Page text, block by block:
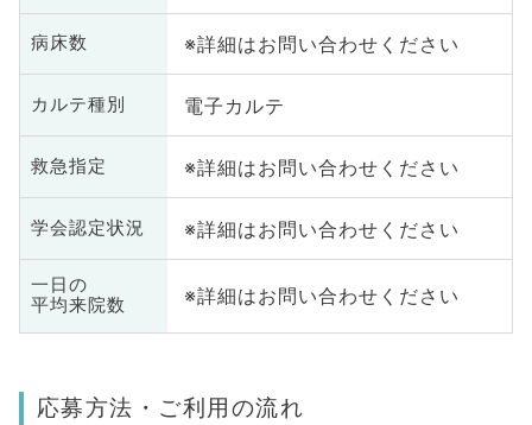
病床数 ※詳細はお問い合わせください
カルテ種別 電子カルテ
救急指定 ※詳細はお問い合わせください
学会認定状況 ※詳細はお問い合わせください
一日の
平均来院数
※詳細はお問い合わせください
応募方法・ご利用の流れ